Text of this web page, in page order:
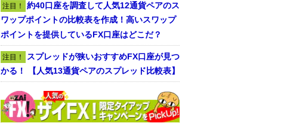
注目！ 約40口座を調査して人気12通貨ペアのス
ワップポイントの比較表を作成！高いスワップ
ポイントを提供しているFX口座はどこだ？
注目！ スプレッドが狭いおすすめFX口座が見つ
かる！ 【人気13通貨ペアのスプレッド比較表】